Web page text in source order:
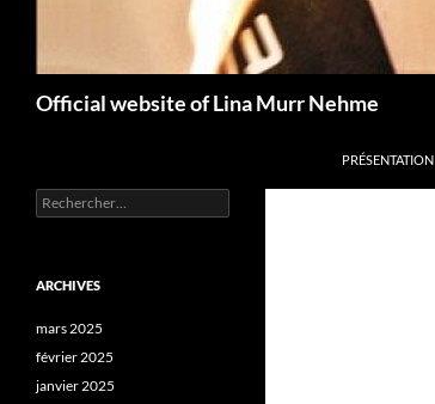
Official website of Lina Murr Nehme
PRÉSENTATION
Rechercher :
ARCHIVES
mars 2025
février 2025
janvier 2025